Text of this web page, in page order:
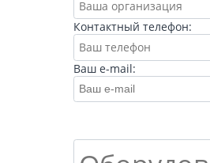
Контактный телефон:
Ваш e-mail: